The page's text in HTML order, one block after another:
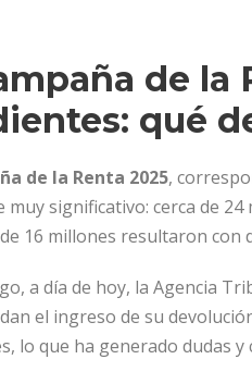
de la
qué
de la Renta 2025,
muy significativo: cerca de
16 millones resultaron con
a día de hoy, la Agencia
el ingreso de su
lo que ha generado dudas